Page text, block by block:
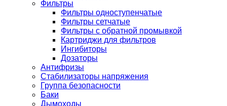
Фильтры
Фильтры одноступенчатые
Фильтры сетчатые
Фильтры с обратной промывкой
Картриджи для фильтров
Ингибиторы
Дозаторы
Антифризы
Стабилизаторы напряжения
Группа безопасности
Баки
Дымоходы